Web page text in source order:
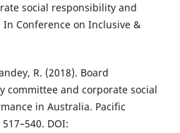
social responsibility and
Conference on Inclusive &
R. (2018). Board
committee and corporate social
in Australia. Pacific
DOI: